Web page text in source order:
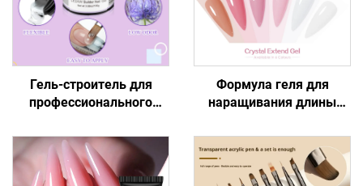
Гель-строитель для
профессионального
Формула геля для
наращивания длины